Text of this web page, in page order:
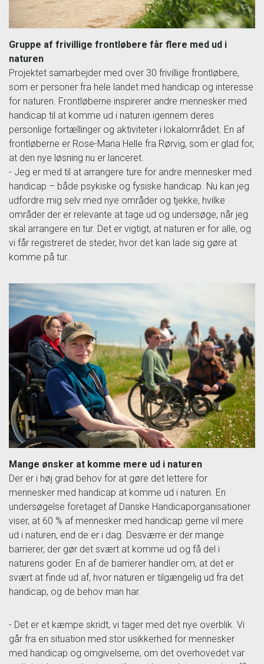
Gruppe af frivillige frontløbere får flere med ud i
naturen
Projektet samarbejder med over 30 frivillige frontløbere,
som er personer fra hele landet med handicap og interesse
for naturen. Frontløberne inspirerer andre mennesker med
handicap til at komme ud i naturen igennem deres
personlige fortællinger og aktiviteter i lokalområdet. En af
frontløberne er Rose-Maria Helle fra Rørvig, som er glad for,
at den nye løsning nu er lanceret.
- Jeg er med til at arrangere ture for andre mennesker med
handicap – både psykiske og fysiske handicap. Nu kan jeg
udfordre mig selv med nye områder og tjekke, hvilke
områder der er relevante at tage ud og undersøge, når jeg
skal arrangere en tur. Det er vigtigt, at naturen er for alle, og
vi får registreret de steder, hvor det kan lade sig gøre at
komme på tur.
Mange ønsker at komme mere ud i naturen
Der er i høj grad behov for at gøre det lettere for
mennesker med handicap at komme ud i naturen. En
undersøgelse foretaget af Danske Handicaporganisationer
viser, at 60 % af mennesker med handicap gerne vil mere
ud i naturen, end de er i dag. Desværre er der mange
barrierer, der gør det svært at komme ud og få del i
naturens goder. En af de barrierer handler om, at det er
svært at finde ud af, hvor naturen er tilgængelig ud fra det
handicap, og de behov man har.
- Det er et kæmpe skridt, vi tager med det nye overblik. Vi
går fra en situation med stor usikkerhed for mennesker
med handicap og omgivelserne, om det overhovedet var